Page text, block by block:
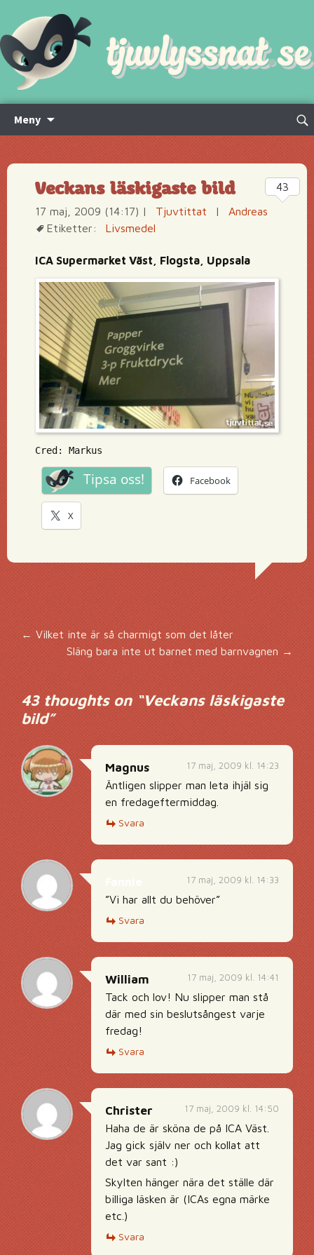
Meny
innehåll
Sök
Veckans läskigaste bild
17 maj, 2009 (14:17) | Tjuvtittat |
Andreas
Etiketter:
Livsmedel
ICA Supermarket Väst, Flogsta, Uppsala
Cred: Markus
Tipsa oss! Facebook
X
43
Inläggsnavigering
←Vilket inte är så charmigt som det låter
Släng bara inte ut barnet med barnvagnen→
43 thoughts on “Veckans läskigaste
bild”
17 maj, 2009 kl. 14:23
Magnus
Äntligen slipper man leta ihjäl sig
en fredageftermiddag.
Svara
17 maj, 2009 kl. 14:33
”Vi har allt du behöver”
Svara
17 maj, 2009 kl. 14:41
William
Tack och lov! Nu slipper man stå
där med sin beslutsångest varje
fredag!
Svara
17 maj, 2009 kl. 14:50
Christer
Haha de är sköna de på ICA Väst.
Jag gick själv ner och kollat att
det var sant :)
Skylten hänger nära det ställe där
billiga läsken är (ICAs egna märke
etc.)
Svara